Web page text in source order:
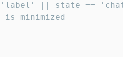
|| state ==
is minimized